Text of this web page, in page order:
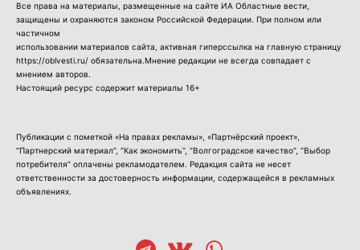
Все права на материалы, размещенные на сайте ИА Областные вести,
защищены и охраняются законом Российской Федерации. При полном или
частичном
использовании материалов сайта, активная гиперссылка на главную страницу
https://oblvesti.ru/ обязательна.Мнение редакции не всегда совпадает с
мнением авторов.
Настоящий ресурс содержит материалы 16+
Публикации с пометкой «На правах рекламы», «Партнёрский проект»,
“Партнерский материал”, “Как экономить”, “Волгоградское качество”, “Выбор
потребителя” оплачены рекламодателем. Редакция сайта не несет
ответственности за достоверность информации, содержащейся в рекламных
объявлениях.